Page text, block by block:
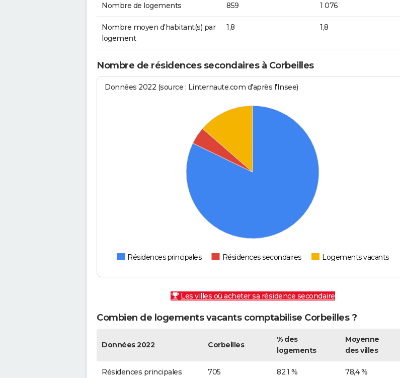
Nombre de logements 859 1 076
Nombre moyen d'habitant(s) par
logement
1,8 1,8
Nombre de résidences secondaires à Corbeilles
Données 2022 (source : Linternaute.com d'après l'Insee)
Résidences principales Résidences secondaires Logements vacants
Les villes où acheter sa résidence secondaire
Combien de logements vacants comptabilise Corbeilles ?
Données 2022 Corbeilles
% des
logements
Moyenne
des villes
Résidences principales 705 82,1 % 78,4 %